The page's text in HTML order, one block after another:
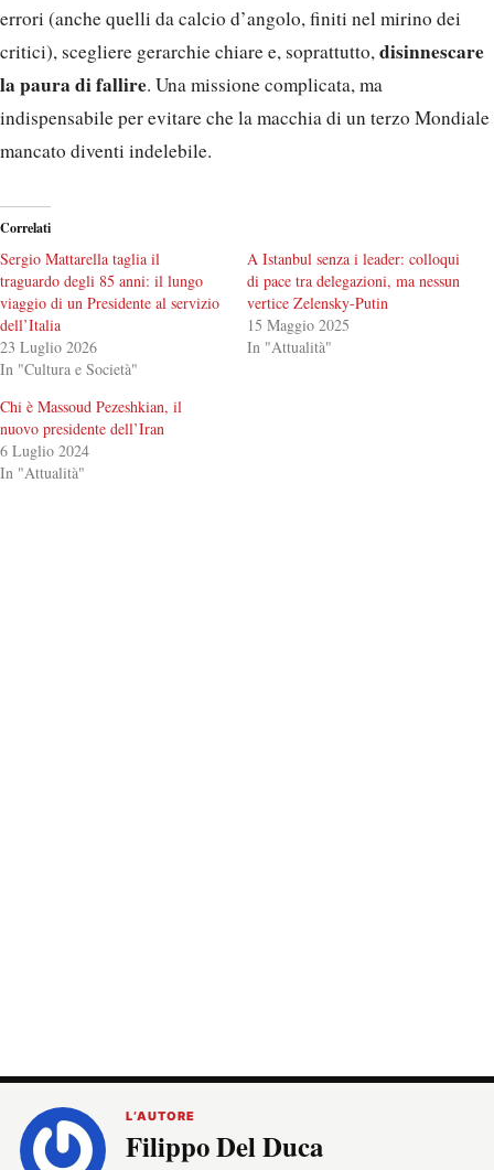
errori (anche quelli da calcio d’angolo, finiti nel mirino dei
critici), scegliere gerarchie chiare e, soprattutto,disinnescare
la paura di fallire. Una missione complicata, ma
indispensabile per evitare che la macchia di un terzo Mondiale
mancato diventi indelebile.
Correlati
Sergio Mattarella taglia il
traguardo degli 85 anni: il lungo
viaggio di un Presidente al servizio
dell’Italia
23 Luglio 2026
In "Cultura e Società"
A Istanbul senza i leader: colloqui
di pace tra delegazioni, ma nessun
vertice Zelensky-Putin
15 Maggio 2025
In "Attualità"
Chi è Massoud Pezeshkian, il
nuovo presidente dell’Iran
6 Luglio 2024
In "Attualità"
L’AUTORE
Filippo Del Duca